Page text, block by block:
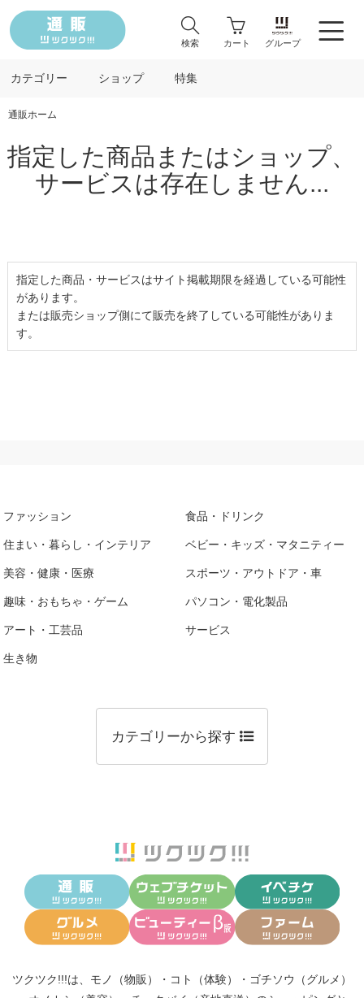
検索 カート グループ
カテゴリー ショップ 特集
通販ホーム
指定した商品またはショップ、
サービスは存在しません...
指定した商品・サービスはサイト掲載期限を経過している可能性
があります。
または販売ショップ側にて販売を終了している可能性がありま
す。
ファッション 食品・ドリンク
住まい・暮らし・インテリア ベビー・キッズ・マタニティー
美容・健康・医療 スポーツ・アウトドア・車
趣味・おもちゃ・ゲーム パソコン・電化製品
アート・工芸品 サービス
生き物
カテゴリーから探す
ツクツク!!!は、 モノ（物販） ・ コト（体験） ・ ゴチソウ（グルメ）